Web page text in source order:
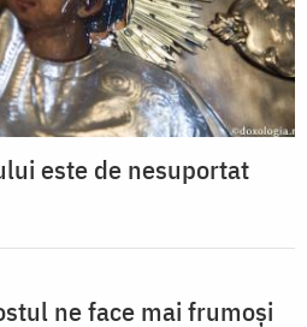
este de nesuportat
ne face mai frumoși